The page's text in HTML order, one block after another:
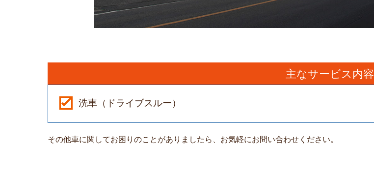
主なサービス内容
洗車（ドライブスルー）
その他車に関してお困りのことがありましたら、お気軽にお問い合わせください。